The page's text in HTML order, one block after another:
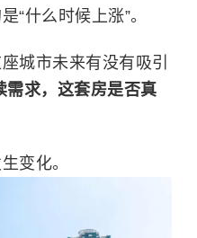
“什么时候上涨”。
城市未来有没有吸引
需求，这套房是否真
变化。